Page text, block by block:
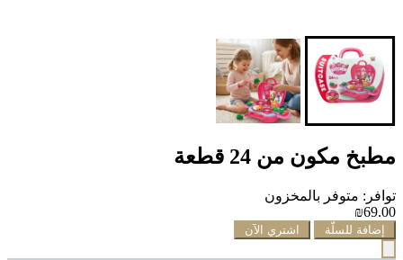
مطبخ مكون من 24 قطعة
توافر: متوفر بالمخزون
₪69.00
إضافة للسلّة اشتري الآن